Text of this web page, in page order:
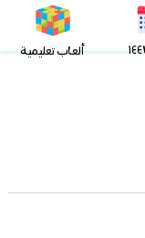
ألعاب تعليمية